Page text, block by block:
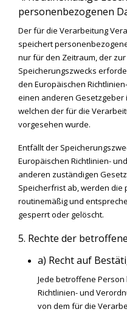
personenbezogenen
Der für die Verarbeitung
speichert
nur für den Zeitraum, der
Speicherungszwecks
den Europäischen
einen anderen
welchen der für die
vorgesehen wurde.
Entfällt der
Europäischen Richtlinien-
anderen zuständigen
Speicherfrist ab, werden
routinemäßig und
gesperrt oder gelöscht.
5. Rechte der
a) Recht auf
Jede betroffene
Richtlinien- und
von dem für die